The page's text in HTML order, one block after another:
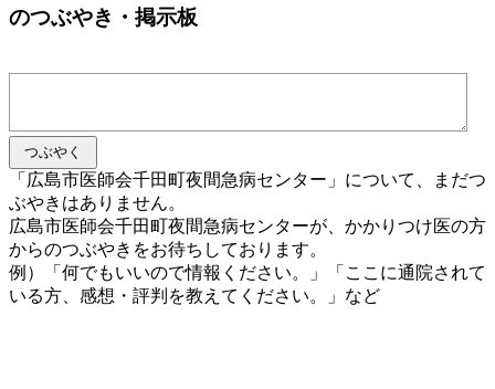
のつぶやき・掲示板
「広島市医師会千田町夜間急病センター」について、まだつ
ぶやきはありません。
広島市医師会千田町夜間急病センターが、かかりつけ医の方
からのつぶやきをお待ちしております。
例）「何でもいいので情報ください。」「ここに通院されて
いる方、感想・評判を教えてください。」など